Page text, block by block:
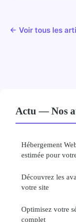
← Voir tous les
Actu — Nos
Hébergement
estimée pour
Découvrez les
votre site
Optimisez votre
complet